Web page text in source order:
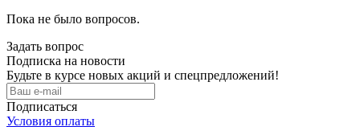
Пока не было вопросов.
Задать вопрос
Подписка на новости
Будьте в курсе новых акций и спецпредложений!
Подписаться
Условия оплаты